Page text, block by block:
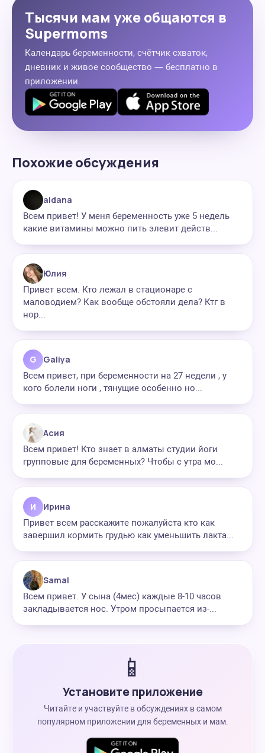
Тысячи мам уже общаются в
Supermoms
Календарь беременности, счётчик схваток,
дневник и живое сообщество — бесплатно в
приложении.
Похожие обсуждения
aidana
Всем привет! У меня беременность уже 5 недель
какие витамины можно пить элевит действ...
Юлия
Привет всем. Кто лежал в стационаре с
маловодием? Как вообще обстояли дела? Ктг в
нор...
G Galiya
Всем привет, при беременности на 27 недели , у
кого болели ноги , тянущие особенно но...
Асия
Всем привет! Кто знает в алматы студии йоги
групповые для беременных? Чтобы с утра мо...
И Ирина
Привет всем расскажите пожалуйста кто как
завершил кормить грудью как уменьшить лакта...
Samal
Всем привет. У сына (4мес) каждые 8-10 часов
закладывается нос. Утром просыпается из-...
📱
Установите приложение
Читайте и участвуйте в обсуждениях в самом
популярном приложении для беременных и мам.